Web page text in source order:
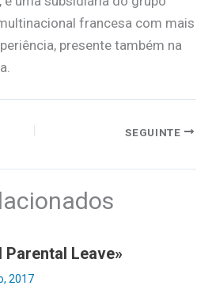
francesa com mais
presente também na
SEGUINTE
Parental Leave»
2017